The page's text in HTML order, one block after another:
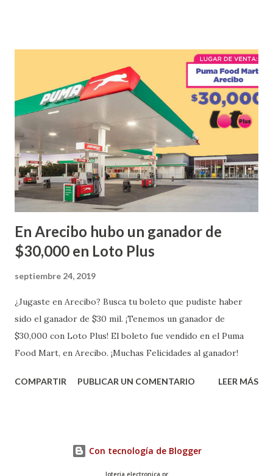
ganador fue vendido en la farmacia Yarimar de la
Urbanización Las Lomas en el Municipio de San Juan
¡Enhorabuena que lo disfrute!
...
En Arecibo hubo un ganador de
$30,000 en Loto Plus
septiembre 24, 2019
¿Jugaste en Arecibo? Busca tu boleto que pudiste haber
sido el ganador de $30 mil. ¡Tenemos un ganador de
$30,000 con Loto Plus! El boleto fue vendido en el Puma
Food Mart, en Arecibo. ¡Muchas Felicidades al ganador!
COMPARTIR PUBLICAR UN COMENTARIO LEER MÁS
Con tecnología de Blogger